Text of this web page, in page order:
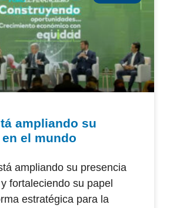
ampliando su
el mundo
ampliando su presencia
fortaleciendo su papel
estratégica para la